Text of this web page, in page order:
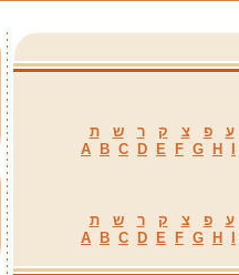
ע פ צ ק ר ש
ת
A
B C D E F G H
ע פ צ ק ר ש
ת
A
B C D E F G H